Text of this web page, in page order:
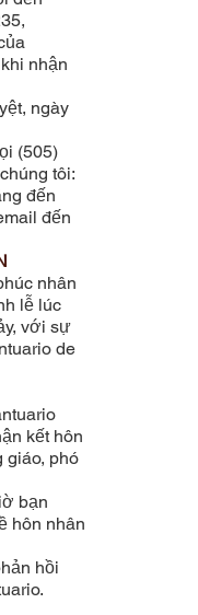
nhận
ngày
(505)
tôi:
đến
đến
nhân
lễ lúc
với sự
de
kết hôn
giáo, phó
bạn
hôn nhân
hồi